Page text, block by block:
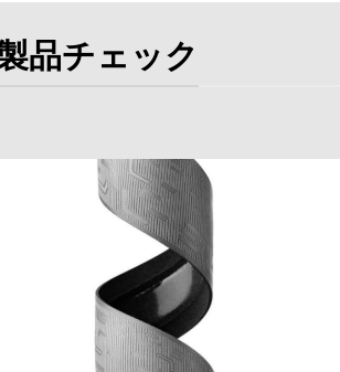
品チェック